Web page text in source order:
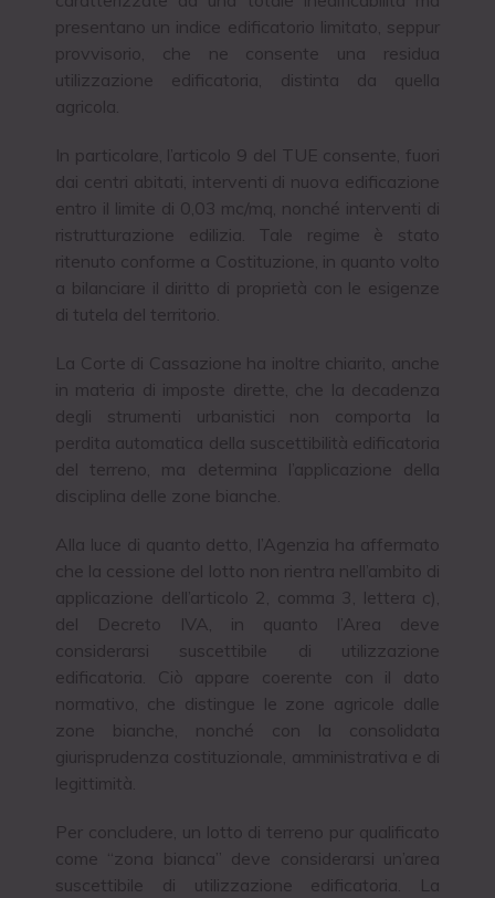
presentano un indice edificatorio limitato, seppur
provvisorio, che ne consente una residua
utilizzazione edificatoria, distinta da quella
agricola.
In particolare, l’articolo 9 del TUE consente, fuori
dai centri abitati, interventi di nuova edificazione
entro il limite di 0,03 mc/mq, nonché interventi di
ristrutturazione edilizia. Tale regime è stato
ritenuto conforme a Costituzione, in quanto volto
a bilanciare il diritto di proprietà con le esigenze
di tutela del territorio.
La Corte di Cassazione ha inoltre chiarito, anche
in materia di imposte dirette, che la decadenza
degli strumenti urbanistici non comporta la
perdita automatica della suscettibilità edificatoria
del terreno, ma determina l’applicazione della
disciplina delle zone bianche.
Alla luce di quanto detto, l’Agenzia ha affermato
che la cessione del lotto non rientra nell’ambito di
applicazione dell’articolo 2, comma 3, lettera c),
del Decreto IVA, in quanto l’Area deve
considerarsi suscettibile di utilizzazione
edificatoria. Ciò appare coerente con il dato
normativo, che distingue le zone agricole dalle
zone bianche, nonché con la consolidata
giurisprudenza costituzionale, amministrativa e di
legittimità.
Per concludere, un lotto di terreno pur qualificato
come “zona bianca” deve considerarsi un’area
suscettibile di utilizzazione edificatoria. La